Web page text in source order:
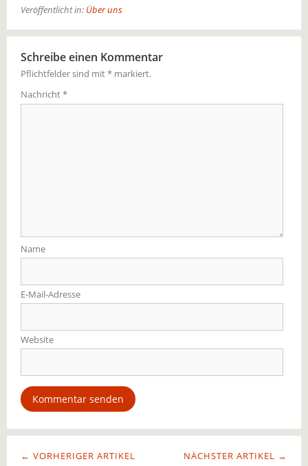
Veröffentlicht in: Über uns
Schreibe einen Kommentar
Pflichtfelder sind mit* markiert.
Nachricht*
Name
E-Mail-Adresse
Website
NÄCHSTER ARTIKEL →
← VORHERIGER ARTIKEL